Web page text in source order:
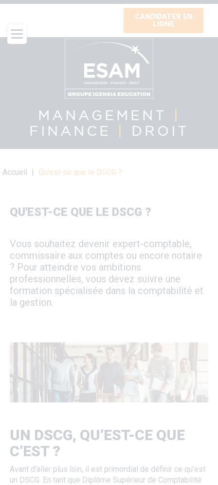
Aller
contenu
principal
CANDIDATER EN
LIGNE
MANAGEMENT
FINANCE
DROIT
Fil
Accueil Qu'est-ce que le DSCG ?
QU'EST-CE QUE LE DSCG ?
Vous souhaitez devenir expert-comptable,
commissaire aux comptes ou encore notaire
? Pour atteindre vos ambitions
professionnelles, vous devez suivre une
formation spécialisée dans la comptabilité et
la gestion.
UN DSCG, QU’EST-CE QUE
C’EST ?
Avant d’aller plus loin, il est primordial de définir ce qu’est
un DSCG. En tant que Diplôme Supérieur de Comptabilité